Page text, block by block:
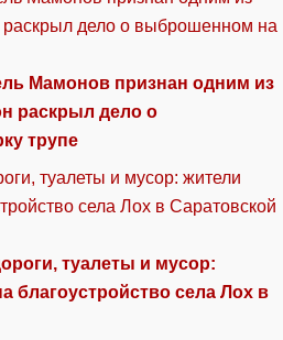
Мамонов признан одним из
раскрыл дело о
трупе
туалеты и мусор:
благоустройство села Лох в